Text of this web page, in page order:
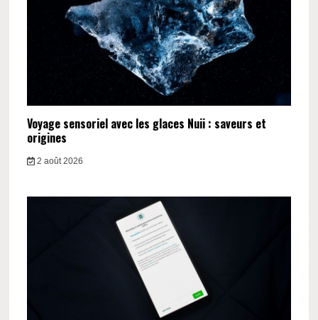
Voyage sensoriel avec les glaces Nuii : saveurs et
origines
2 août 2026